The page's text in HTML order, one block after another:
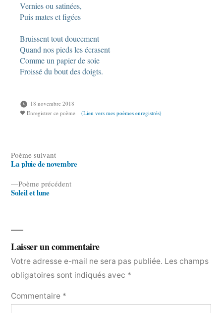
Vernies ou satinées,
Puis mates et figées
Bruissent tout doucement
Quand nos pieds les écrasent
Comme un papier de soie
Froissé du bout des doigts.
18 novembre 2018
Enregistrer ce poème
(Lien vers mes poèmes enregistrés)
Navigation
dePoème précédentPoème
Soleil et lune
Poème suivant
Poème
suivant :
La pluie de novembre
Laisser un commentaire
Votre adresse e-mail ne sera pas publiée. Les champs
obligatoires sont indiqués avec *
Commentaire *